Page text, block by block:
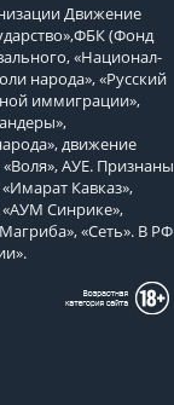
Движение
(Фонд
«Национал-
народа», «Русский
иммиграции»,
движение
АУЕ. Признаны
Кавказ»,
«АУМ Синрике»,
«Сеть». В РФ